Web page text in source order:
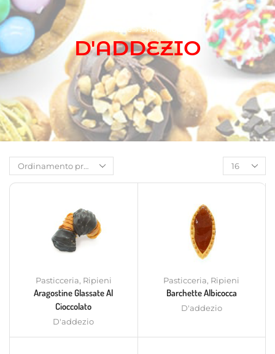
Home Shop
D'ADDEZIO
Pasticceria, Ripieni
Aragostine Glassate Al
Cioccolato
D'addezio
Pasticceria, Ripieni
Barchette Albicocca
D'addezio